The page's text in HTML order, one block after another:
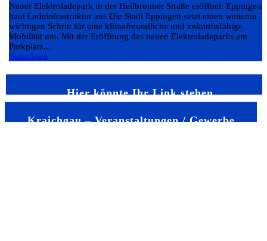
Neuer Elektroladepark in der Heilbronner Straße eröffnet: Eppingen
baut Ladeinfrastruktur aus Die Stadt Eppingen setzt einen weiteren
wichtigen Schritt für eine klimafreundliche und zukunftsfähige
Mobilität um. Mit der Eröffnung des neuen Elektroladeparks am
Parkplatz...
Weiterlesen
Hier könnte Ihr Link stehen
Kraichgau – Veranstaltungen / Gewerbe